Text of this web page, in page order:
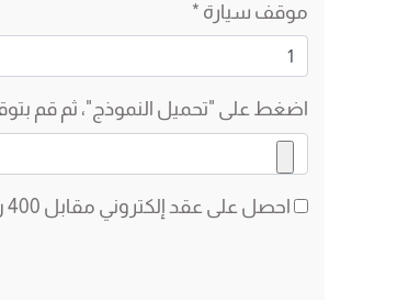
موقف سيارة *
اضغط على "تحميل النموذج"، ثم قم
احصل على عقد إلكتروني مقابل 400 ريال